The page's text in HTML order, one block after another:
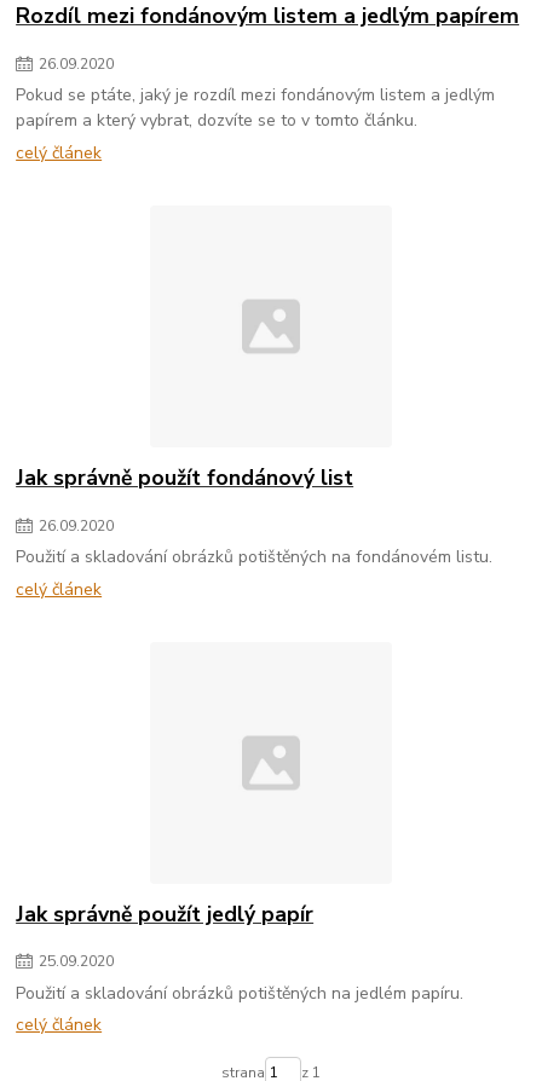
Rozdíl mezi fondánovým listem a jedlým papírem
26.09.2020
Pokud se ptáte, jaký je rozdíl mezi fondánovým listem a jedlým
papírem a který vybrat, dozvíte se to v tomto článku.
celý článek
Jak správně použít fondánový list
26.09.2020
Použití a skladování obrázků potištěných na fondánovém listu.
celý článek
Jak správně použít jedlý papír
25.09.2020
Použití a skladování obrázků potištěných na jedlém papíru.
celý článek
strana z 1